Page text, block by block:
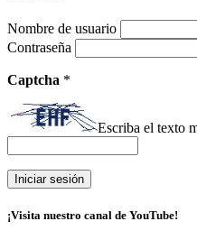
Nombre de usuario
Contraseña
Captcha *
Escriba el texto
¡Visita nuestro canal de YouTube!